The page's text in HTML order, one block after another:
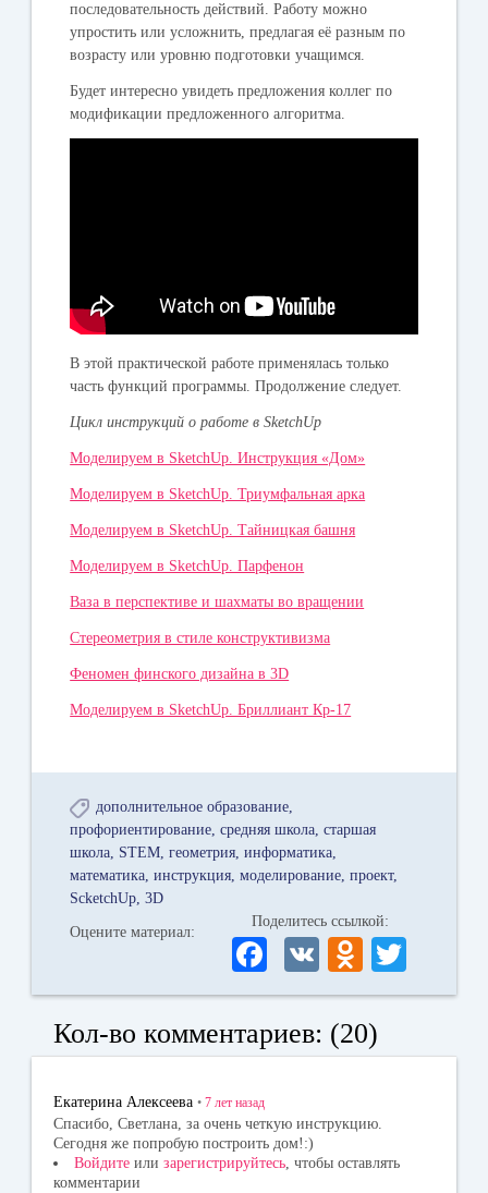
последовательность действий. Работу можно
упростить или усложнить, предлагая её разным по
возрасту или уровню подготовки учащимся.
Будет интересно увидеть предложения коллег по
модификации предложенного алгоритма.
В этой практической работе применялась только
часть функций программы. Продолжение следует.
Цикл инструкций о работе в SketchUp
Моделируем в SketchUp. Инструкция «Дом»
Моделируем в SketchUp. Триумфальная арка
Моделируем в SketchUp. Тайницкая башня
Моделируем в SketchUp. Парфенон
Ваза в перспективе и шахматы во вращении
Стереометрия в стиле конструктивизма
Феномен финского дизайна в 3D
Моделируем в SketchUp. Бриллиант Кр-17
дополнительное образование
профориентирование средняя школа старшая
школа STEM геометрия информатика
математика инструкция моделирование проект
ScketchUp 3D
Оцените материал:
Поделитесь ссылкой:
Fa
ce
bo
ok
V
K
O
dn
ok
la
ni
ki
wi
r
Кол-во комментариев: (20)
Екатерина Алексеева • 7 лет назад
Спасибо, Светлана, за очень четкую инструкцию.
Сегодня же попробую построить дом!:)
Войдите или зарегистрируйтесь, чтобы оставлять
комментарии